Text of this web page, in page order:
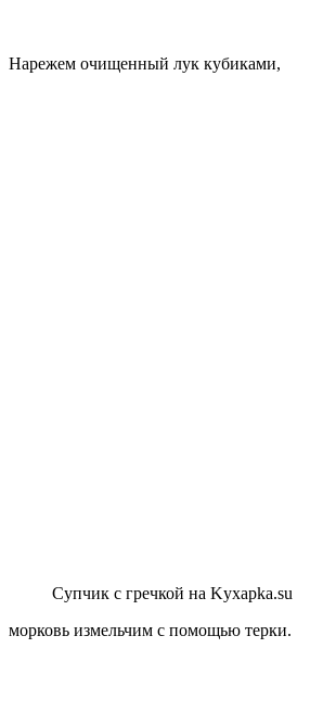
Нарежем очищенный лук кубиками,
Супчик с гречкой на Kyxapka.su
морковь измельчим с помощью терки.